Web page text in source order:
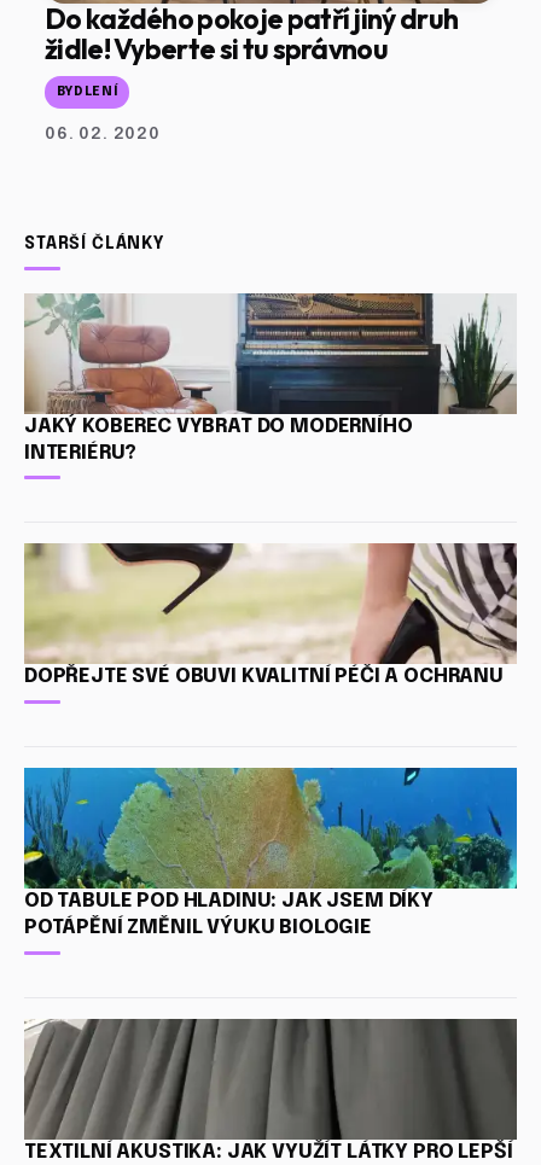
Do každého pokoje patří jiný druh
židle! Vyberte si tu správnou
BYDLENÍ
06. 02. 2020
STARŠÍ ČLÁNKY
JAKÝ KOBEREC VYBRAT DO MODERNÍHO
INTERIÉRU?
DOPŘEJTE SVÉ OBUVI KVALITNÍ PÉČI A OCHRANU
OD TABULE POD HLADINU: JAK JSEM DÍKY
POTÁPĚNÍ ZMĚNIL VÝUKU BIOLOGIE
TEXTILNÍ AKUSTIKA: JAK VYUŽÍT LÁTKY PRO LEPŠÍ